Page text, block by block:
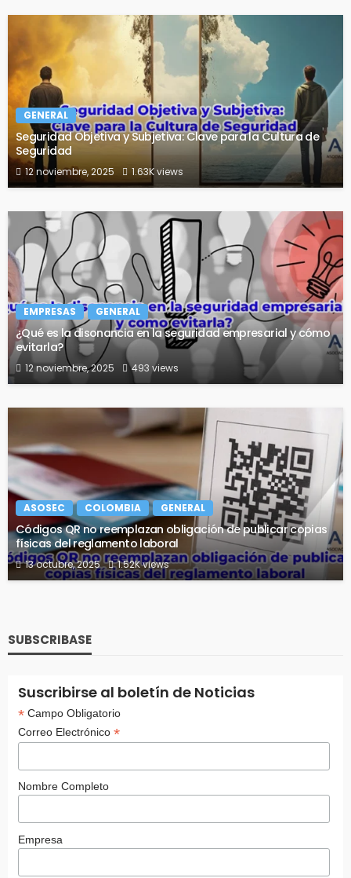
GENERAL
Seguridad Objetiva y Subjetiva: Clave para la Cultura de
Seguridad
12 noviembre, 2025 1.63K views
EMPRESAS GENERAL
¿Qué es la disonancia en la seguridad empresarial y cómo
evitarla?
12 noviembre, 2025 493 views
ASOSEC COLOMBIA GENERAL
Códigos QR no reemplazan obligación de publicar copias
físicas del reglamento laboral
13 octubre, 2025 1.52K views
SUBSCRIBASE
Suscribirse al boletín de Noticias
*Campo Obligatorio
Correo Electrónico *
Nombre Completo
Empresa